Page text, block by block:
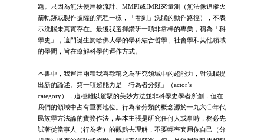
題。只因為無法使用檢流計、MMPI或fMRI來量測（無法像追蹤火
箭軌跡或製作披薩的流程一樣，「看到」洗腦的動作路徑），不表
示洗腦未真實存在。最後我選擇鑽研一項非常棒的專業，稱為「科
學史」，這門誕生於哈佛大學的學科結合哲學、社會學和其他領域
的學問，旨在瞭解科學的運作方式。
本書中，我運用兩種我喜歡稱之為研究領域中的超能力，對洗腦提
出新的論述。第一項超能力是「行為者分類」（actor’s
category），這種難以駕馭的美妙方法並非科學史學者所創，但在
我們的領域中占有重要地位。行為者分類的概念源於一九六〇年代
民族學方法論的實務作法，基本主張是研究任何人或事時，務必先
試著從當事人（行為者）的觀點去理解，不要輕率套用你自己（分